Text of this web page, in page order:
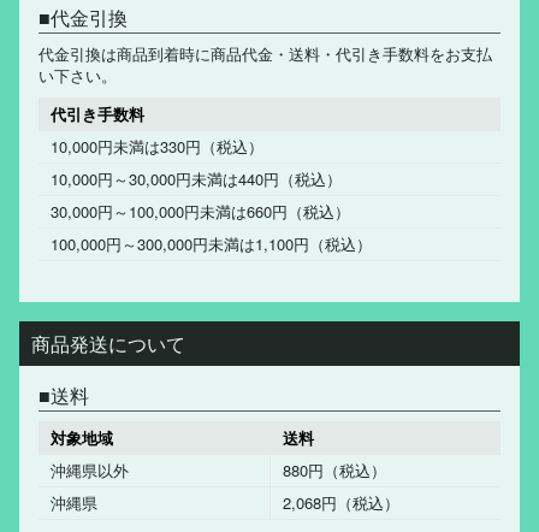
代金引換
代金引換は商品到着時に商品代金・送料・代引き手数料をお支払
い下さい。
代引き手数料
10,000円未満は330円（税込）
10,000円～30,000円未満は440円（税込）
30,000円～100,000円未満は660円（税込）
100,000円～300,000円未満は1,100円（税込）
商品発送について
送料
対象地域
送料
沖縄県以外
880円（税込）
沖縄県
2,068円（税込）